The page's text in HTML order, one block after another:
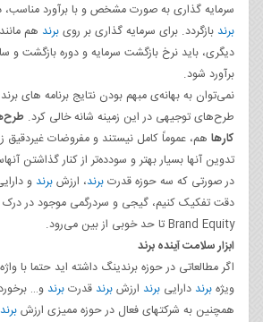
سرمایه گذاری به صورت مشخص و با برآورد
برند بازگردد. برای سرمایه گذاری بر رویبرند هم
دیگری، باید نرخ بازگشت سرمایه و دوره بازگشت و
برآورد شود.
نمی‌توان به بهانه‌ی مبهم بودن نتایج برنامه ‌های
طرح‌های توجیهی در این زمینه شانه خالی کرد.
کارها هم، عموماً کامل نیستند و مفروضات غیردقیق
تدوین آنها بسیار بهتر و سودده‌تر از کنار گذاشتن
در صورتی که سه حوزه‌ قدرتبرند، ارزشبرند و
دقت تفکیک کنیم، گیجی و سردرگمی موجود در درک
Brand Equity تا حد خوبی از بین می‌رود.
ابزار سلامت آینده برند
اگر مطالعاتی در حوزه برندینگ داشته اید حتما با
ویژهبرند دارایی برند ارزشبرند قدرتبرند و…
همچنین به شرکتهای فعال در حوزه ممیزی ارزشبرند